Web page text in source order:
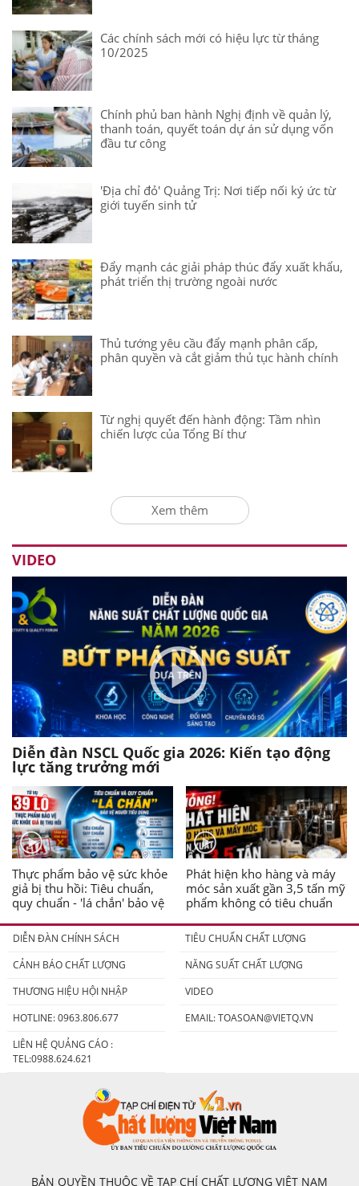
Các chính sách mới có hiệu lực từ tháng
10/2025
Chính phủ ban hành Nghị định về quản lý,
thanh toán, quyết toán dự án sử dụng vốn
đầu tư công
'Địa chỉ đỏ' Quảng Trị: Nơi tiếp nối ký ức từ
giới tuyến sinh tử
Đẩy mạnh các giải pháp thúc đẩy xuất khẩu,
phát triển thị trường ngoài nước
Thủ tướng yêu cầu đẩy mạnh phân cấp,
phân quyền và cắt giảm thủ tục hành chính
Từ nghị quyết đến hành động: Tầm nhìn
chiến lược của Tổng Bí thư
Xem thêm
VIDEO
Diễn đàn NSCL Quốc gia 2026: Kiến tạo động
lực tăng trưởng mới
Thực phẩm bảo vệ sức khỏe
giả bị thu hồi: Tiêu chuẩn,
quy chuẩn - 'lá chắn' bảo vệ
Phát hiện kho hàng và máy
móc sản xuất gần 3,5 tấn mỹ
phẩm không có tiêu chuẩn
DIỄN ĐÀN CHÍNH SÁCH
TIÊU CHUẨN CHẤT LƯỢNG
CẢNH BÁO CHẤT LƯỢNG
NĂNG SUẤT CHẤT LƯỢNG
THƯƠNG HIỆU HỘI NHẬP
VIDEO
HOTLINE: 0963.806.677
EMAIL:TOASOAN@VIETQ.VN
LIÊN HỆ QUẢNG CÁO :
TEL:0988.624.621
BẢN QUYỀN THUỘC VỀ TẠP CHÍ CHẤT LƯỢNG VIỆT NAM